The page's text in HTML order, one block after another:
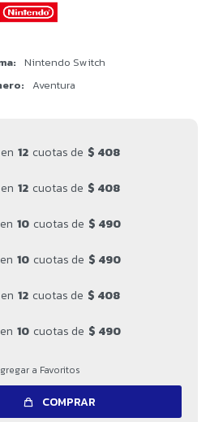
Nintendo Switch
Aventura
12 cuotas de $ 408
12 cuotas de $ 408
10 cuotas de $ 490
10 cuotas de $ 490
12 cuotas de $ 408
10 cuotas de $ 490
COMPRAR